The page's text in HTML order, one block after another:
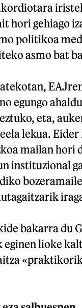
hori gehiago
politikoa
asmo bat
egungo
eta,
lekua. Eider
mailan hori
instituzional
bakarra du
eginen lioke